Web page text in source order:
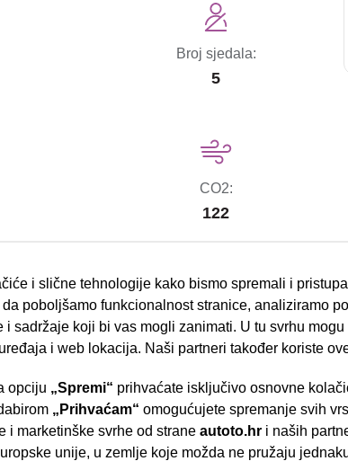
Broj sjedala:
5
CO2:
122
zračni jastuci
stakala
vanjska zrcala
i slične tehnologije kako bismo spremali i
poboljšamo funkcionalnost stranice, analiziramo
sadržaje koji bi vas mogli zanimati. U tu svrhu
i web lokacija. Naši partneri također koriste
opciju „Spremi“ prihvaćate isključivo osnovne
„Prihvaćam“ omogućujete spremanje svih
i marketinške svrhe od strane autoto.hr i naših
unije, u zemlje koje možda ne pružaju